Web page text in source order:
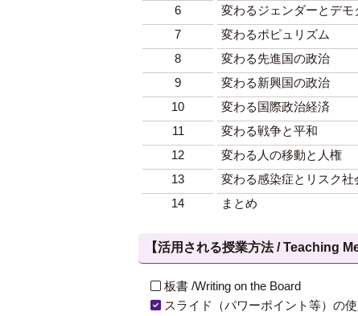
6
変わるジェンダーとデモ
7
変わるポピュリズム
8
変わる先進国の政治
9
変わる新興国の政治
10
変わる国際政治経済
11
変わる戦争と平和
12
変わる人の移動と人権
13
変わる感染症とリスク社
14
まとめ
【活用される授業方法 / Teaching
板書 /Writing on the Board
スライド（パワーポイント等）の